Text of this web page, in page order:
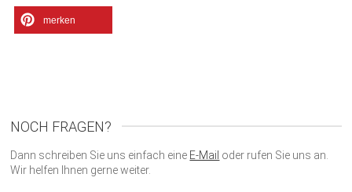
merken
NOCH FRAGEN?
Dann schreiben Sie uns einfach eine E-Mail oder rufen Sie uns an.
Wir helfen Ihnen gerne weiter.